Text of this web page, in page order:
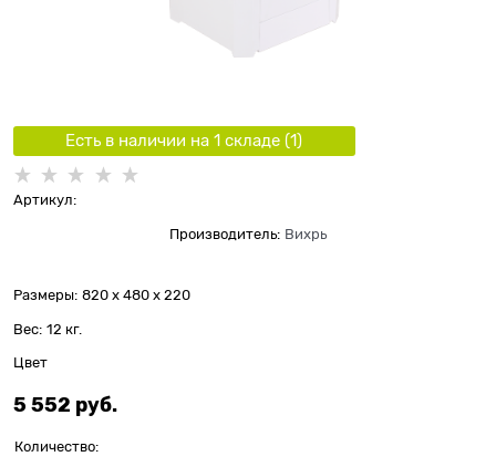
Есть в наличии на 1 складe (1)
Артикул:
Производитель: Вихрь
Размеры: 820 x 480 x 220
Вес: 12 кг.
Цвет
5 552 руб.
Количество: